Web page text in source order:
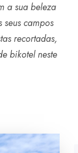
a sua beleza
campos
recortadas,
bikotel neste